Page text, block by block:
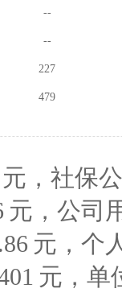
--
--
227
479
元，社保
元，公司
元，个
元，单